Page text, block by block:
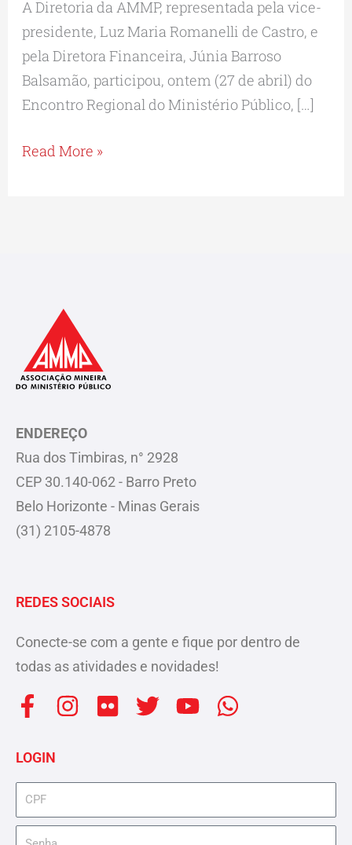
A Diretoria da AMMP, representada pela vice-
presidente, Luz Maria Romanelli de Castro, e
pela Diretora Financeira, Júnia Barroso
Balsamão, participou, ontem (27 de abril) do
Encontro Regional do Ministério Público, […]
do
Ministério
Público
no
Mineiro
Read More »
ENDEREÇO
Rua dos Timbiras, n° 2928
CEP 30.140-062 - Barro Preto
Belo Horizonte - Minas Gerais
(31) 2105-4878
REDES SOCIAIS
Conecte-se com a gente e fique por dentro de
todas as atividades e novidades!
F
a
c
e
b
o
I
t
g
F
c
r
T
t
e
Y
t
b
W
t
a
LOGIN
cpf
senha